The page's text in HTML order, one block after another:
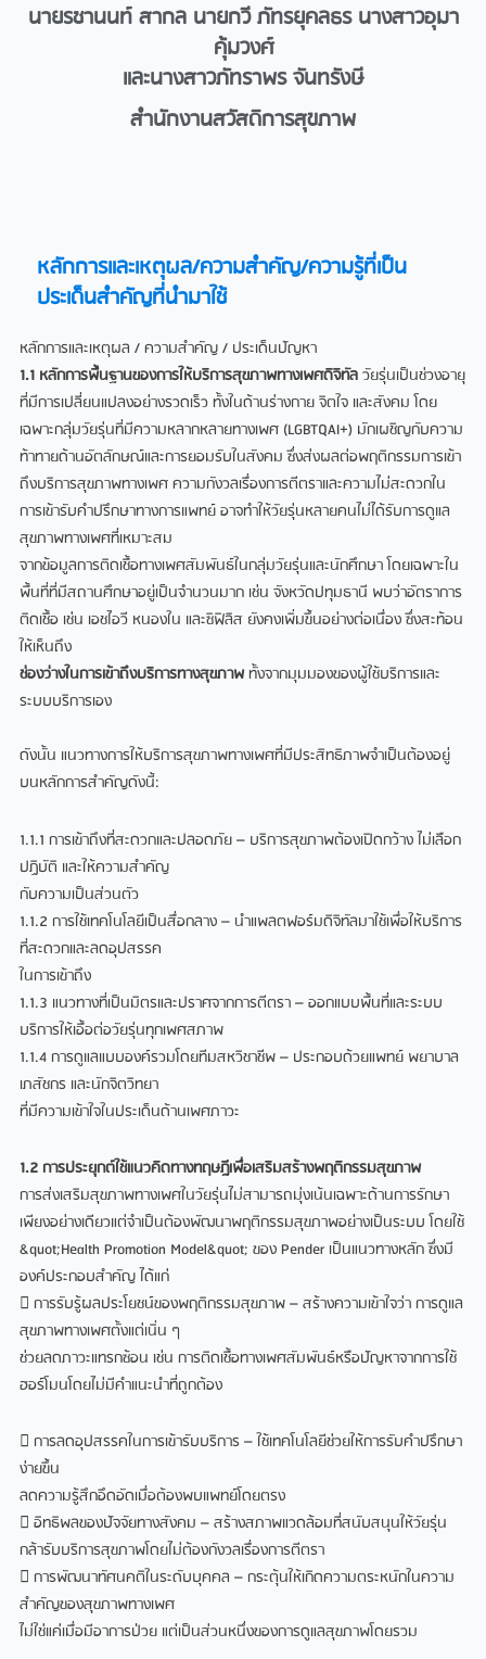
นายรชานนท์ สากล นายกวี ภัทรยุคลธร นางสาวอุมา
คุ้มวงศ์
และนางสาวภัทราพร จันทรังษี
สำนักงานสวัสดิการสุขภาพ
หลักการและเหตุผล/ความสำคัญ/ความรู้ที่เป็น
ประเด็นสำคัญที่นำมาใช้​
หลักการและเหตุผล / ความสำคัญ / ประเด็นปัญหา
1.1 หลักการพื้นฐานของการให้บริการสุขภาพทางเพศดิจิทัลวัยรุ่นเป็นช่วงอายุ
ที่มีการเปลี่ยนแปลงอย่างรวดเร็ว ทั้งในด้านร่างกาย จิตใจ และสังคม โดย
เฉพาะกลุ่มวัยรุ่นที่มีความหลากหลายทางเพศ (LGBTQAI+) มักเผชิญกับความ
ท้าทายด้านอัตลักษณ์และการยอมรับในสังคม ซึ่งส่งผลต่อพฤติกรรมการเข้า
ถึงบริการสุขภาพทางเพศ ความกังวลเรื่องการตีตราและความไม่สะดวกใน
การเข้ารับคำปรึกษาทางการแพทย์ อาจทำให้วัยรุ่นหลายคนไม่ได้รับการดูแล
สุขภาพทางเพศที่เหมาะสม
จากข้อมูลการติดเชื้อทางเพศสัมพันธ์ในกลุ่มวัยรุ่นและนักศึกษา โดยเฉพาะใน
พื้นที่ที่มีสถานศึกษาอยู่เป็นจำนวนมาก เช่น จังหวัดปทุมธานี พบว่าอัตราการ
ติดเชื้อ เช่น เอชไอวี หนองใน และซิฟิลิส ยังคงเพิ่มขึ้นอย่างต่อเนื่อง ซึ่งสะท้อน
ให้เห็นถึง
ช่องว่างในการเข้าถึงบริการทางสุขภาพทั้งจากมุมมองของผู้ใช้บริการและ
ระบบบริการเอง
ดังนั้น แนวทางการให้บริการสุขภาพทางเพศที่มีประสิทธิภาพจำเป็นต้องอยู่
บนหลักการสำคัญดังนี้:
1.1.1 การเข้าถึงที่สะดวกและปลอดภัย – บริการสุขภาพต้องเปิดกว้าง ไม่เลือก
ปฏิบัติ และให้ความสำคัญ
กับความเป็นส่วนตัว
1.1.2 การใช้เทคโนโลยีเป็นสื่อกลาง – นำแพลตฟอร์มดิจิทัลมาใช้เพื่อให้บริการ
ที่สะดวกและลดอุปสรรค
ในการเข้าถึง
1.1.3 แนวทางที่เป็นมิตรและปราศจากการตีตรา – ออกแบบพื้นที่และระบบ
บริการให้เอื้อต่อวัยรุ่นทุกเพศสภาพ
1.1.4 การดูแลแบบองค์รวมโดยทีมสหวิชาชีพ – ประกอบด้วยแพทย์ พยาบาล
เภสัชกร และนักจิตวิทยา
ที่มีความเข้าใจในประเด็นด้านเพศภาวะ
1.2 การประยุกต์ใช้แนวคิดทางทฤษฎีเพื่อเสริมสร้างพฤติกรรมสุขภาพ
การส่งเสริมสุขภาพทางเพศในวัยรุ่นไม่สามารถมุ่งเน้นเฉพาะด้านการรักษา
เพียงอย่างเดียวแต่จำเป็นต้องพัฒนาพฤติกรรมสุขภาพอย่างเป็นระบบ โดยใช้
&quot;Health Promotion Model&quot; ของ Pender เป็นแนวทางหลัก ซึ่งมี
องค์ประกอบสำคัญ ได้แก่
 การรับรู้ผลประโยชน์ของพฤติกรรมสุขภาพ – สร้างความเข้าใจว่า การดูแล
สุขภาพทางเพศตั้งแต่เนิ่น ๆ
ช่วยลดภาวะแทรกซ้อน เช่น การติดเชื้อทางเพศสัมพันธ์หรือปัญหาจากการใช้
ฮอร์โมนโดยไม่มีคำแนะนำที่ถูกต้อง
 การลดอุปสรรคในการเข้ารับบริการ – ใช้เทคโนโลยีช่วยให้การรับคำปรึกษา
ง่ายขึ้น
ลดความรู้สึกอึดอัดเมื่อต้องพบแพทย์โดยตรง
 อิทธิพลของปัจจัยทางสังคม – สร้างสภาพแวดล้อมที่สนับสนุนให้วัยรุ่น
กล้ารับบริการสุขภาพโดยไม่ต้องกังวลเรื่องการตีตรา
 การพัฒนาทัศนคติในระดับบุคคล – กระตุ้นให้เกิดความตระหนักในความ
สำคัญของสุขภาพทางเพศ
ไม่ใช่แค่เมื่อมีอาการป่วย แต่เป็นส่วนหนึ่งของการดูแลสุขภาพโดยรวม